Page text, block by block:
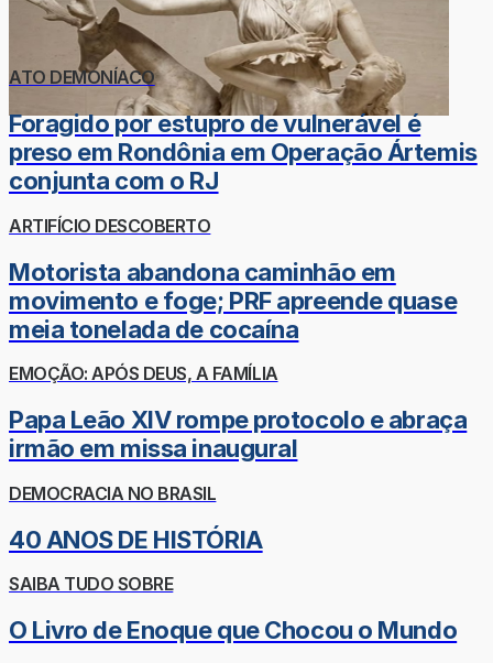
ATO DEMONÍACO
Foragido por estupro de vulnerável é
preso em Rondônia em Operação Ártemis
conjunta com o RJ
ARTIFÍCIO DESCOBERTO
Motorista abandona caminhão em
movimento e foge; PRF apreende quase
meia tonelada de cocaína
EMOÇÃO: APÓS DEUS, A FAMÍLIA
Papa Leão XIV rompe protocolo e abraça
irmão em missa inaugural
DEMOCRACIA NO BRASIL
40 ANOS DE HISTÓRIA
SAIBA TUDO SOBRE
O Livro de Enoque que Chocou o Mundo